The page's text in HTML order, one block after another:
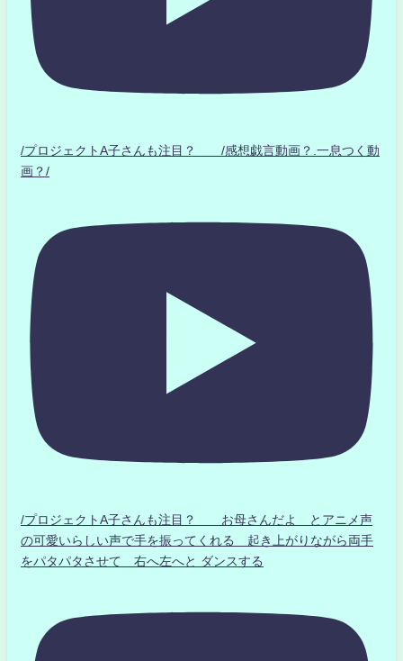
/プロジェクトA子さんも注目？ /感想戯言動画？.一息つく動
画？/
/プロジェクトA子さんも注目？ お母さんだよ とアニメ声
の可愛いらしい声で手を振ってくれる 起き上がりながら両手
をパタパタさせて 右へ左へと ダンスする